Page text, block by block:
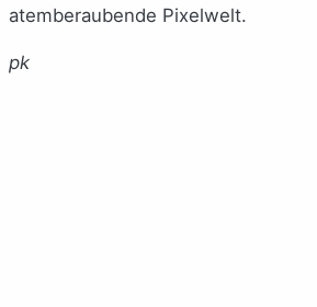
atemberaubende Pixelwelt.
pk